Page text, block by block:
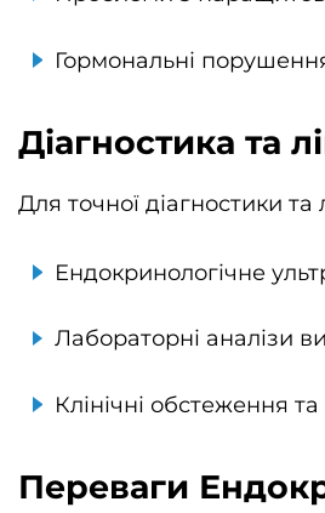
Гормональні
Діагностика та
Для точної діагностики
Ендокринологічне
Лабораторні аналізи
Клінічні обстеження
Переваги